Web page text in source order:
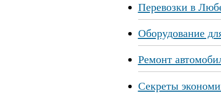
Перевозки в
Оборудование
Ремонт
Секреты